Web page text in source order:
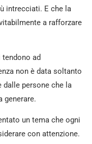
intrecciati. E che la
a rafforzare
ad
non è data soltanto
dalle persone che la
generare.
un tema che ogni
con attenzione.